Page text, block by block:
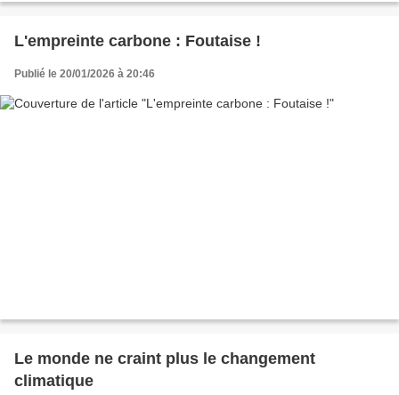
L'empreinte carbone : Foutaise !
Publié le 20/01/2026 à 20:46
Le monde ne craint plus le changement
climatique